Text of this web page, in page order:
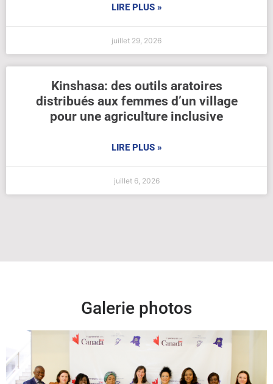
LIRE PLUS »
juillet 29, 2026
Kinshasa: des outils aratoires
distribués aux femmes d’un village
pour une agriculture inclusive
LIRE PLUS »
juillet 6, 2026
Galerie photos